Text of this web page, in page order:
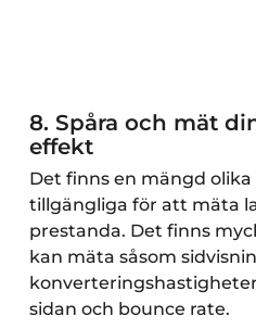
8. Spåra och mät
effekt
Det finns en mängd
tillgängliga för att mäta
prestanda. Det finns
kan mäta såsom
sidan och bounce rate.